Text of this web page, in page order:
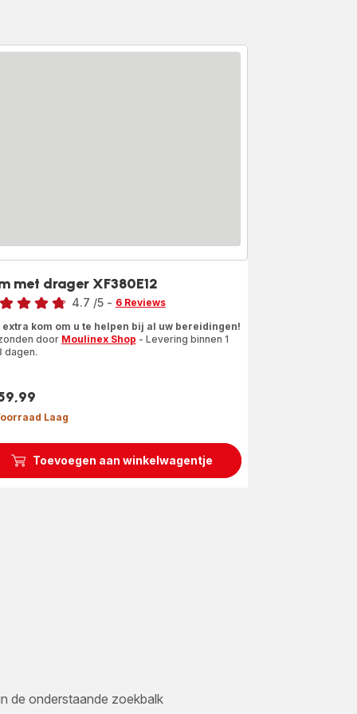
Toevoegen aan winkelwagentje
met drager XF380E12
4.7 /5 - 6 Reviews
extra kom om u te helpen bij al uw bereidingen!
door Moulinex Shop - Levering binnen 1
dagen.
Laag
de onderstaande zoekbalk